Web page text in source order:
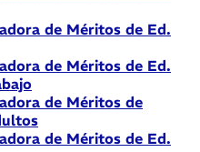
de Méritos de Ed.
de Méritos de Ed.
de Méritos de
de Méritos de Ed.